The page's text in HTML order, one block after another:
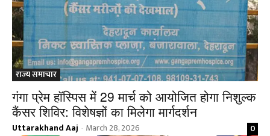
राज्य समाचार
गंगा प्रेम हॉस्पिस में 29 मार्च को आयोजित होगा निशुल्क
कैंसर शिविर: विशेषज्ञों का मिलेगा मार्गदर्शन
Uttarakhand Aaj - March 28, 2026 0